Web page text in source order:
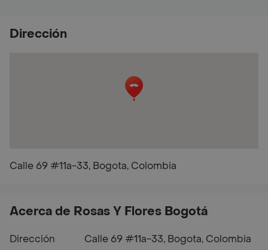
Dirección
Calle 69 #11a-33, Bogota, Colombia
Acerca de Rosas Y Flores Bogotá
Dirección Calle 69 #11a-33, Bogota, Colombia